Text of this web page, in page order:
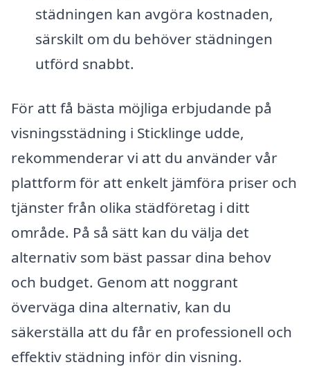
städningen kan avgöra kostnaden,
särskilt om du behöver städningen
utförd snabbt.
För att få bästa möjliga erbjudande på
visningsstädning i Sticklinge udde,
rekommenderar vi att du använder vår
plattform för att enkelt jämföra priser och
tjänster från olika städföretag i ditt
område. På så sätt kan du välja det
alternativ som bäst passar dina behov
och budget. Genom att noggrant
överväga dina alternativ, kan du
säkerställa att du får en professionell och
effektiv städning inför din visning.